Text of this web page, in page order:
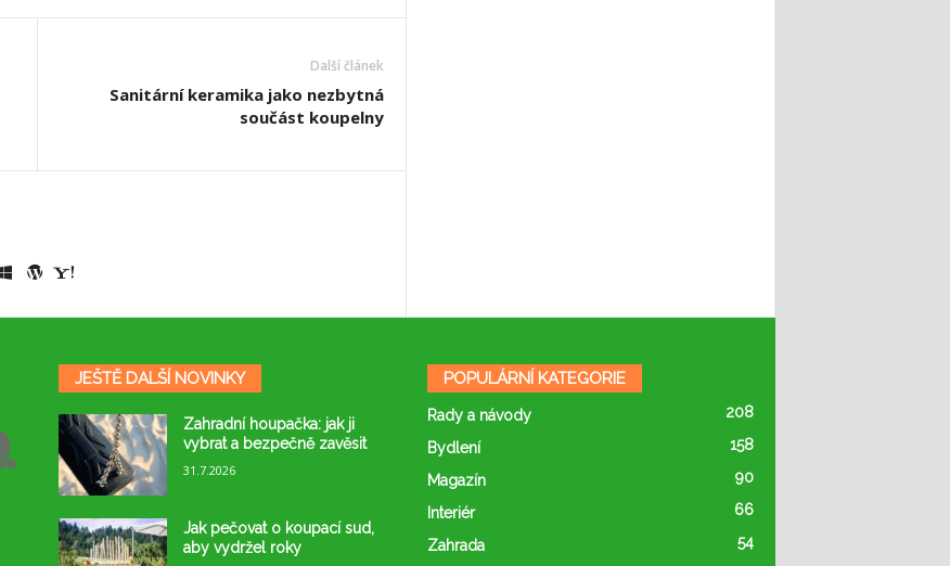
Další článek
Sanitární keramika jako nezbytná
součást koupelny
JEŠTĚ DALŠÍ NOVINKY
Zahradní houpačka: jak ji
vybrat a bezpečně zavěsit
31.7.2026
Jak pečovat o koupací sud,
aby vydržel roky
POPULÁRNÍ KATEGORIE
Rady a návody 208
Bydlení 158
Magazín 90
Interiér 66
Zahrada 54